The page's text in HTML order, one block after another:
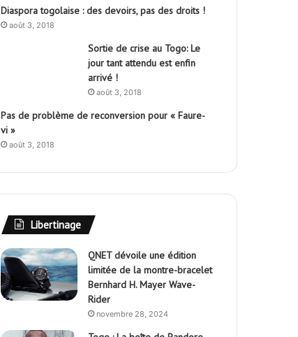
Diaspora togolaise : des devoirs, pas des droits !
août 3, 2018
Sortie de crise au Togo: Le
jour tant attendu est enfin
arrivé !
août 3, 2018
Pas de problème de reconversion pour « Faure-
vi »
août 3, 2018
Libertinage
QNET dévoile une édition
limitée de la montre-bracelet
Bernhard H. Mayer Wave-
Rider
novembre 28, 2024